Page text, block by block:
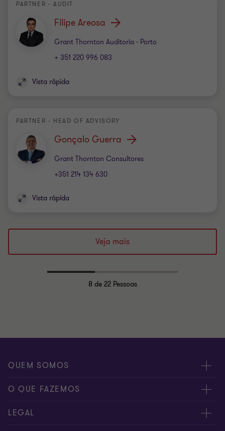
PARTNER - AUDIT
Filipe Areosa
Grant Thornton Auditoria - Porto
Escritório
+ 351 220 996 083
Vista rápida
PARTNER - HEAD OF ADVISORY
Gonçalo Guerra
Grant Thornton Consultores
Escritório
+351 214 134 630
Vista rápida
Veja mais
8de 22 Pessoas
QUEM SOMOS
Sobre nós
Os nossos especialistas
O QUE FAZEMOS
Auditoria & Assurance
LEGAL